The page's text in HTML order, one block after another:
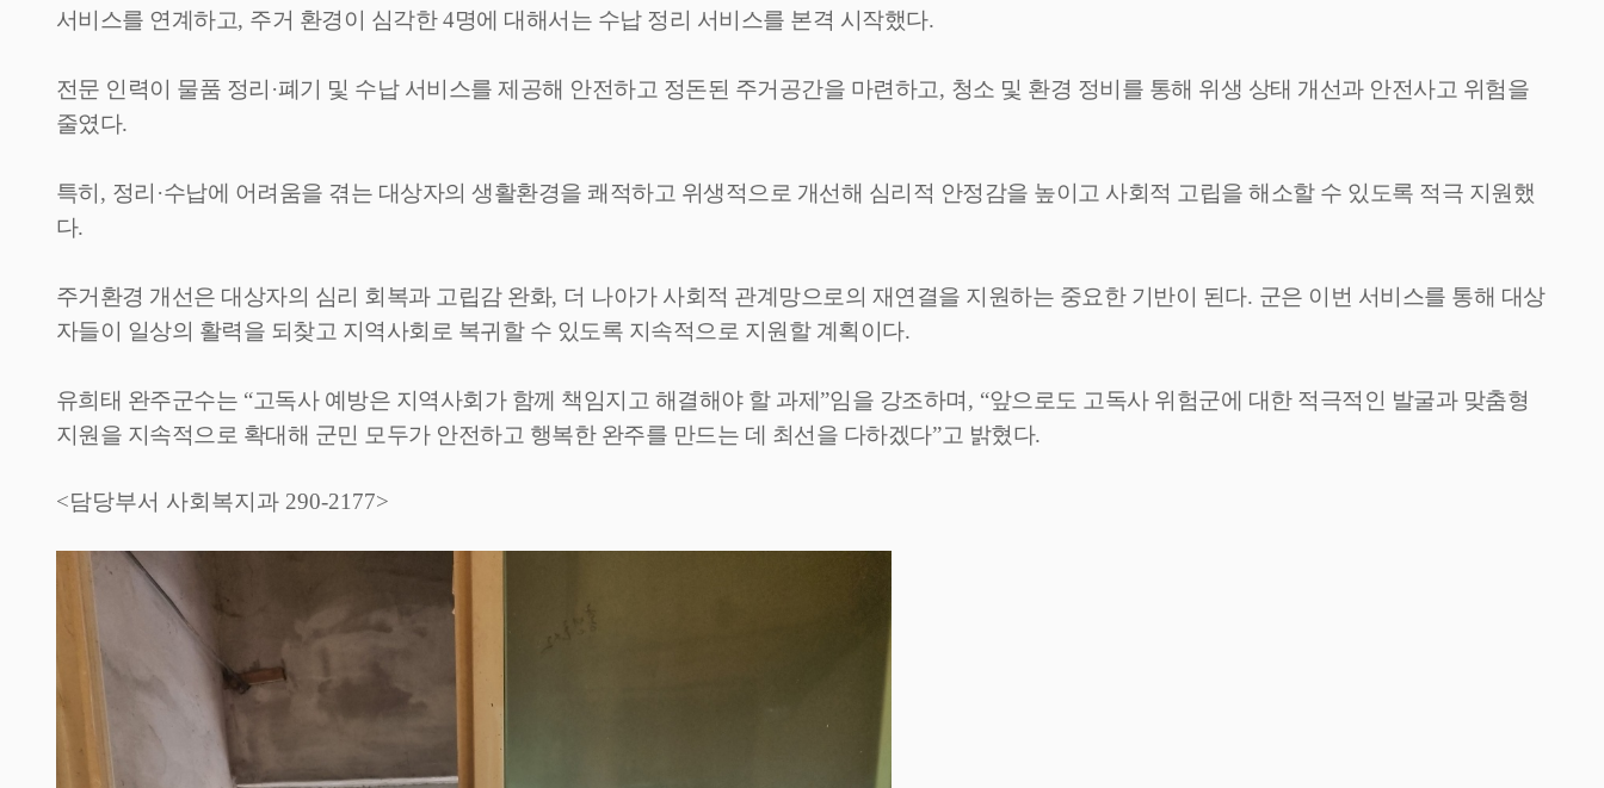
서비스를 연계하고, 주거 환경이 심각한4명에 대해서는 수납 정리 서비스를 본격 시작했다.
전문 인력이 물품 정리 ·폐기 및 수납 서비스를 제공해 안전하고 정돈된 주거공간을 마련하고, 청소 및 환경 정비를 통해 위생 상태 개선과 안전사고 위험을
줄였다.
특히 , 정리 ·수납에 어려움을 겪는 대상자의 생활환경을 쾌적하고 위생적으로 개선해 심리적 안정감을 높이고 사회적 고립을 해소할 수 있도록 적극 지원했
다.
주거환경 개선은 대상자의 심리 회복과 고립감 완화, 더 나아가 사회적 관계망으로의 재연결을 지원하는 중요한 기반이 된다. 군은 이번 서비스를 통해 대상
자들이 일상의 활력을 되찾고 지역사회로 복귀할 수 있도록 지속적으로 지원할 계획이다.
유희태 완주군수는 “고독사 예방은 지역사회가 함께 책임지고 해결해야 할 과제 ”임을 강조하며 , “앞으로도 고독사 위험군에 대한 적극적인 발굴과 맞춤형
지원을 지속적으로 확대해 군민 모두가 안전하고 행복한 완주를 만드는 데 최선을 다하겠다”고 밝혔다.
<담당부서 사회복지과 290-2177>